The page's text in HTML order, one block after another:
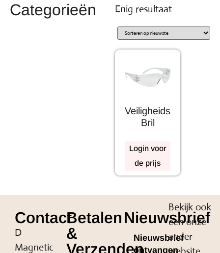
Categorieën Enig resultaat
Veiligheids
Bril
Login voor
de prijs
Contact
D
Magnetic
Betalen
&
Verzenden
Nieuwsbrief
Nieuwsbrief
ontvangen
Bekijk ook
een onze
ander